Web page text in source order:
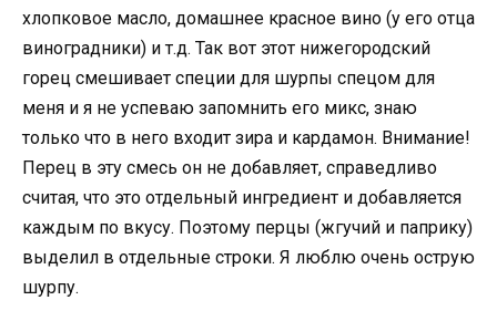
хлопковое масло, домашнее красное вино (у его отца
виноградники) и т.д. Так вот этот нижегородский
горец смешивает специи для шурпы спецом для
меня и я не успеваю запомнить его микс, знаю
только что в него входит зира и кардамон. Внимание!
Перец в эту смесь он не добавляет, справедливо
считая, что это отдельный ингредиент и добавляется
каждым по вкусу. Поэтому перцы (жгучий и паприку)
выделил в отдельные строки. Я люблю очень острую
шурпу.